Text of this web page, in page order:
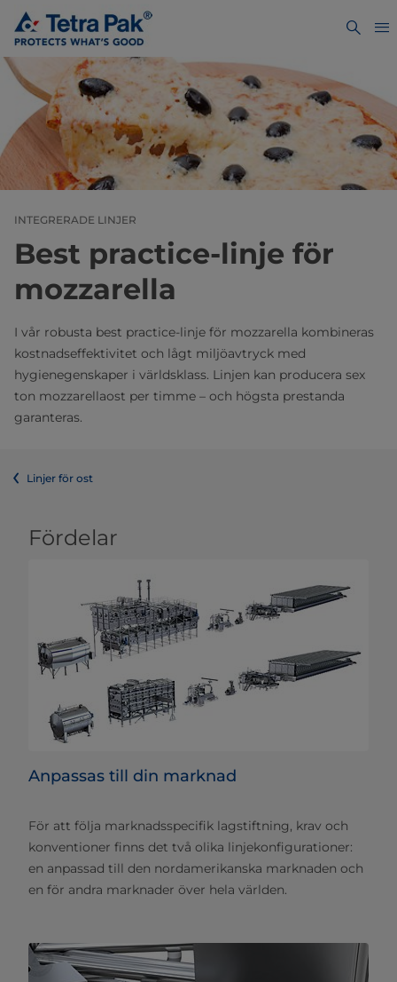
INTEGRERADE LINJER
Best practice-linje för
mozzarella
I vår robusta best practice-linje för mozzarella kombineras
kostnadseffektivitet och lågt miljöavtryck med
hygienegenskaper i världsklass. Linjen kan producera sex
ton mozzarellaost per timme – och högsta prestanda
garanteras.
Linjer för ost
Fördelar
Anpassas till din marknad
För att följa marknadsspecifik lagstiftning, krav och
konventioner finns det två olika linjekonfigurationer:
en anpassad till den nordamerikanska marknaden och
en för andra marknader över hela världen.